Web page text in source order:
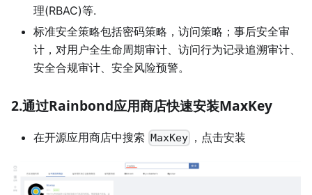
理(RBAC)等.
标准安全策略包括密码策略，访问策略；事后安全审
计，对用户全生命周期审计、访问行为记录追溯审计、
安全合规审计、安全风险预警。
2.通过Rainbond应用商店快速安装MaxKey
在开源应用商店中搜索 MaxKey ，点击安装